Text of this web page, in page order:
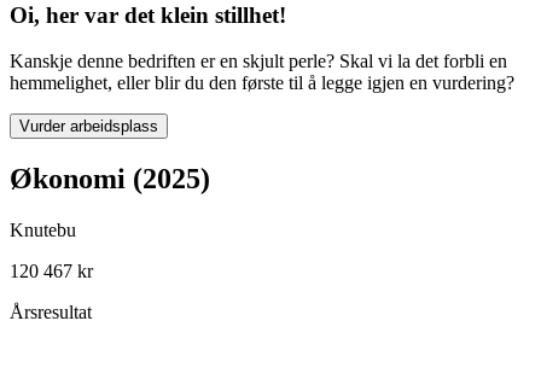
Oi, her var det klein stillhet!
Kanskje denne bedriften er en skjult perle? Skal vi la det forbli en
hemmelighet, eller blir du den første til å legge igjen en vurdering?
Vurder arbeidsplass
Økonomi (2025)
Knutebu
120 467 kr
Årsresultat